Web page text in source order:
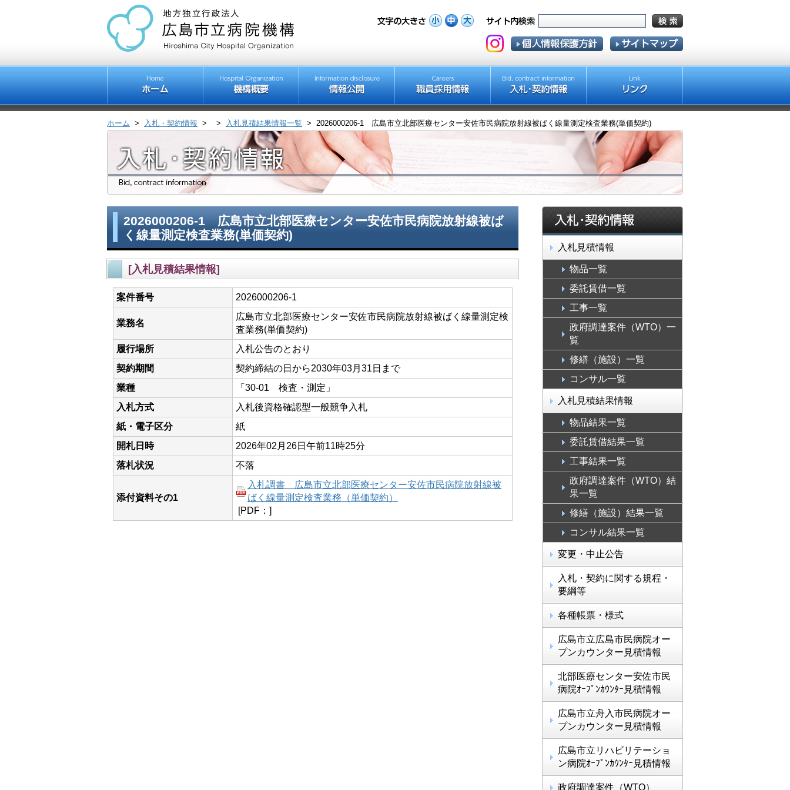
ホーム > 入札・契約情報 > > 入札見積結果情報一覧 > 2026000206-1 広島市立北部医療センター安佐市民病院放射線被ばく線量測定検査業務(単価契約)
2026000206-1 広島市立北部医療センター安佐市民病院放射線被ば
く線量測定検査業務(単価契約)
[入札見積結果情報]
案件番号 2026000206-1
業務名
広島市立北部医療センター安佐市民病院放射線被ばく線量測定検
査業務(単価契約)
履行場所
入札公告のとおり
契約期間
契約締結の日から2030年03月31日まで
業種
「30-01 検査・測定」
入札方式
入札後資格確認型一般競争入札
紙・電子区分
紙
開札日時
2026年02月26日午前11時25分
落札状況
不落
添付資料その1
入札調書 広島市立北部医療センター安佐市民病院放射線被
ばく線量測定検査業務（単価契約）
[PDF：]
入札見積情報
物品一覧
委託賃借一覧
工事一覧
政府調達案件（WTO）一
覧
修繕（施設）一覧
コンサル一覧
入札見積結果情報
物品結果一覧
委託賃借結果一覧
工事結果一覧
政府調達案件（WTO）結
果一覧
修繕（施設）結果一覧
コンサル結果一覧
変更・中止公告
入札・契約に関する規程・
要綱等
各種帳票・様式
広島市立広島市民病院オー
プンカウンター見積情報
北部医療センター安佐市民
病院ｵｰﾌﾟﾝｶｳﾝﾀｰ見積情報
広島市立舟入市民病院オー
プンカウンター見積情報
広島市立リハビリテーショ
ン病院ｵｰﾌﾟﾝｶｳﾝﾀｰ見積情報
政府調達案件（WTO）